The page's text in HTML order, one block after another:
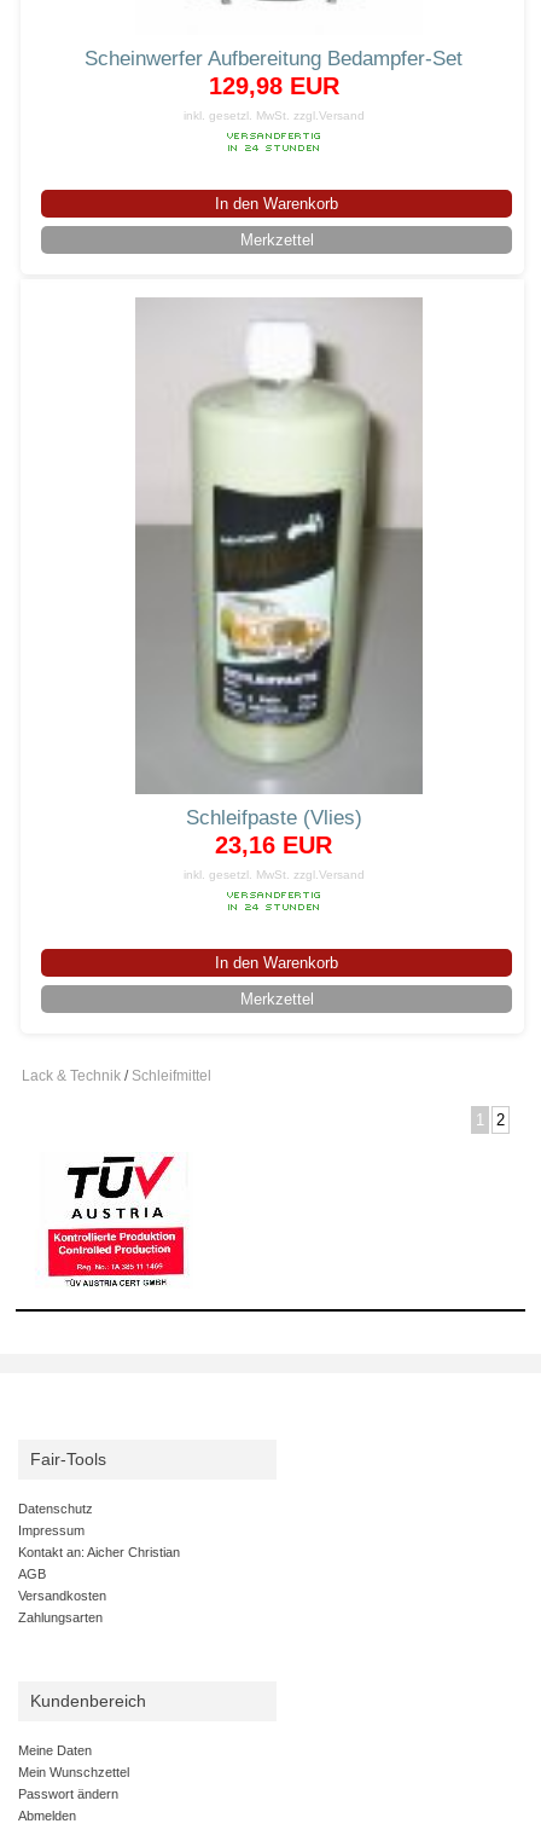
Scheinwerfer Aufbereitung Bedampfer-Set
129,98 EUR
inkl. gesetzl. MwSt. zzgl.Versand
In den Warenkorb
Merkzettel
Schleifpaste (Vlies)
23,16 EUR
inkl. gesetzl. MwSt. zzgl.Versand
In den Warenkorb
Merkzettel
Lack & Technik / Schleifmittel
1 2
Fair-Tools
Datenschutz
Impressum
Kontakt an: Aicher Christian
AGB
Versandkosten
Zahlungsarten
Kundenbereich
Meine Daten
Mein Wunschzettel
Passwort ändern
Abmelden